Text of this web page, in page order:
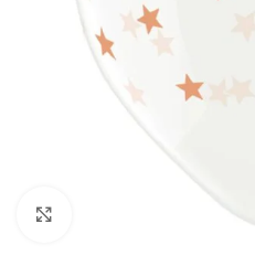
Нажмите, чтобы увеличить